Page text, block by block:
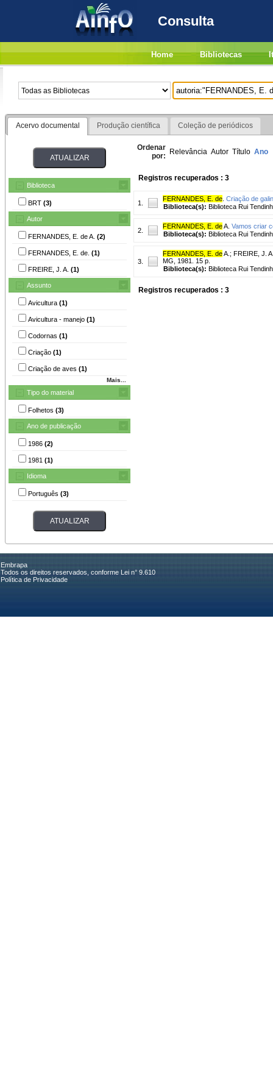
Consulta
Home Bibliotecas
Acervo documental Produção científica Coleção de periódicos
Biblioteca
BRT (3)
Autor
FERNANDES, E. de A. (2)
FERNANDES, E. de. (1)
FREIRE, J. A. (1)
Assunto
Avicultura (1)
Avicultura - manejo (1)
Codornas (1)
Criação (1)
Criação de aves (1)
Mais...
Tipo do material
Folhetos (3)
Ano de publicação
1986 (2)
1981 (1)
Idioma
Português (3)
Ordenar
por: Relevância Autor Título Ano
Registros recuperados : 3
1.
FERNANDES, E. de Criação de
Biblioteca(s): Biblioteca Rui
2.
FERNANDES, E. deA. Vamos criar
Biblioteca(s): Biblioteca Rui
3.
FERNANDES, E. deA. ; FREIRE, J.
MG, 1981. 15 p.
Biblioteca(s): Biblioteca Rui
Registros recuperados : 3
Embrapa
Todos os direitos reservados, conforme Lei n° 9.610
Política de Privacidade